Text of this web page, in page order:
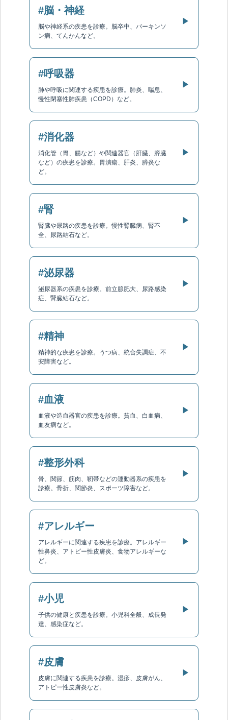
#脳・神経
脳や神経系の疾患を診療。脳卒中、パーキンソ
ン病、てんかんなど。
▶
#呼吸器
肺や呼吸に関連する疾患を診療。肺炎、喘息、
慢性閉塞性肺疾患（COPD）など。
▶
#消化器
消化管（胃、腸など）や関連器官（肝臓、膵臓
など）の疾患を診療。胃潰瘍、肝炎、膵炎な
ど。
▶
#腎
腎臓や尿路の疾患を診療。慢性腎臓病、腎不
全、尿路結石など。
▶
#泌尿器
泌尿器系の疾患を診療。前立腺肥大、尿路感染
症、腎臓結石など。
▶
#精神
精神的な疾患を診療。うつ病、統合失調症、不
安障害など。
▶
#血液
血液や造血器官の疾患を診療。貧血、白血病、
血友病など。
▶
#整形外科
骨、関節、筋肉、靭帯などの運動器系の疾患を
診療。骨折、関節炎、スポーツ障害など。
▶
#アレルギー
アレルギーに関連する疾患を診療。アレルギー
性鼻炎、アトピー性皮膚炎、食物アレルギーな
ど。
▶
#小児
子供の健康と疾患を診療。小児科全般、成長発
達、感染症など。
▶
#皮膚
皮膚に関連する疾患を診療。湿疹、皮膚がん、
アトピー性皮膚炎など。
▶